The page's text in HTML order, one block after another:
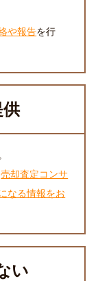
や報告を行
売却査定コンサ
なる情報をお
い